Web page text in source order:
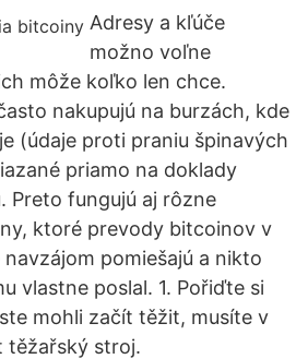
Adresy a kľúče
možno voľne
môže koľko len chce.
nakupujú na burzách, kde
(údaje proti praniu špinavých
priamo na doklady
Preto fungujú aj rôzne
ktoré prevody bitcoinov v
pomiešajú a nikto
vlastne poslal. 1. Pořiďte si
mohli začít těžit, musíte v
těžařský stroj.